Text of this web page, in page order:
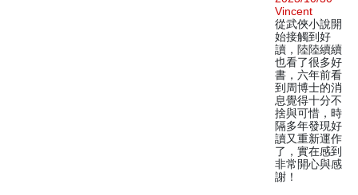
Vincent
從武俠小說開
始接觸到好
讀，陸陸續續
也看了很多好
書，六年前看
到周博士的消
息覺得十分不
捨與可惜，時
隔多年發現好
讀又重新運作
了，實在感到
非常開心與感
謝！